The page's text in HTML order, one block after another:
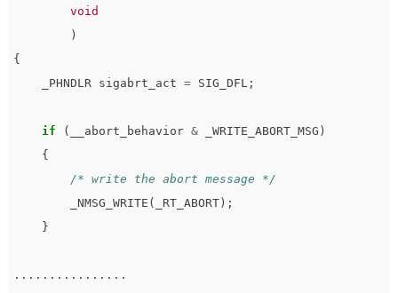
void
)
{
_PHNDLR sigabrt_act = SIG_DFL ;
if ( __abort_behavior & _WRITE_ABORT_MSG )
{
/* write the abort message */
_NMSG_WRITE ( _RT_ABORT );
}
................